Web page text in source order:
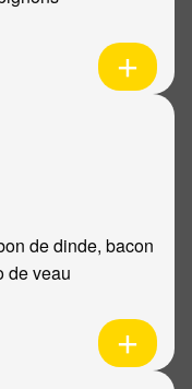
de dinde, bacon
de veau